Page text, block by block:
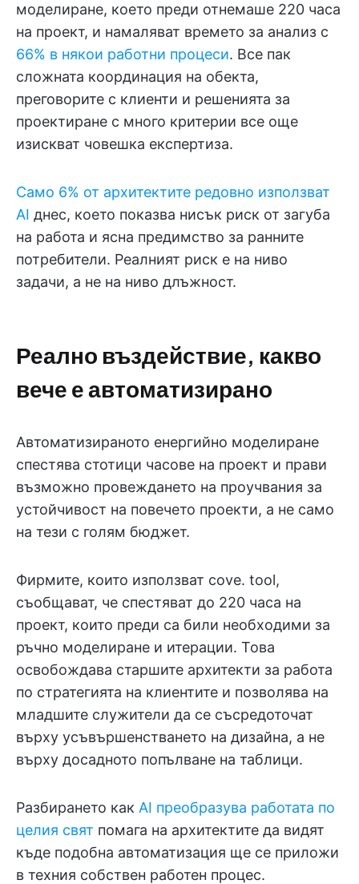
моделиране, което преди отнемаше 220 часа
на проект, и намаляват времето за анализ с
66% в някои работни процеси. Все пак
сложната координация на обекта,
преговорите с клиенти и решенията за
проектиране с много критерии все още
изискват човешка експертиза.
Само 6% от архитектите редовно използват
AI днес, което показва нисък риск от загуба
на работа и ясна предимство за ранните
потребители. Реалният риск е на ниво
задачи, а не на ниво длъжност.
Реално въздействие, какво
вече е автоматизирано
Автоматизираното енергийно моделиране
спестява стотици часове на проект и прави
възможно провеждането на проучвания за
устойчивост на повечето проекти, а не само
на тези с голям бюджет.
Фирмите, които използват cove. tool,
съобщават, че спестяват до 220 часа на
проект, които преди са били необходими за
ръчно моделиране и итерации. Това
освобождава старшите архитекти за работа
по стратегията на клиентите и позволява на
младшите служители да се съсредоточат
върху усъвършенстването на дизайна, а не
върху досадното попълване на таблици.
Разбирането как AI преобразува работата по
целия свят помага на архитектите да видят
къде подобна автоматизация ще се приложи
в техния собствен работен процес.